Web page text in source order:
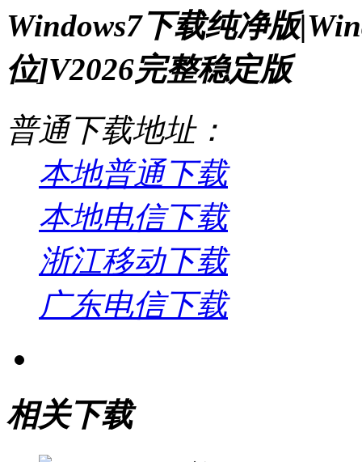
Windows7下载纯净版
位]V2026完整稳定版
普通下载地址：
本地普通下载
本地电信下载
浙江移动下载
广东电信下载
相关下载